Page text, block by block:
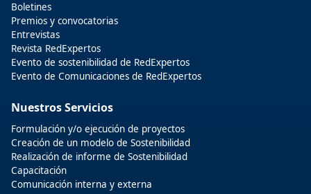
Boletines
Premios y convocatorias
Entrevistas
Revista RedExpertos
Evento de sostenibilidad de RedExpertos
Evento de Comunicaciones de RedExpertos
Nuestros Servicios
Formulación y/o ejecución de proyectos
Creación de un modelo de Sostenibilidad
Realización de informe de Sostenibilidad
Capacitación
Comunicación interna y externa